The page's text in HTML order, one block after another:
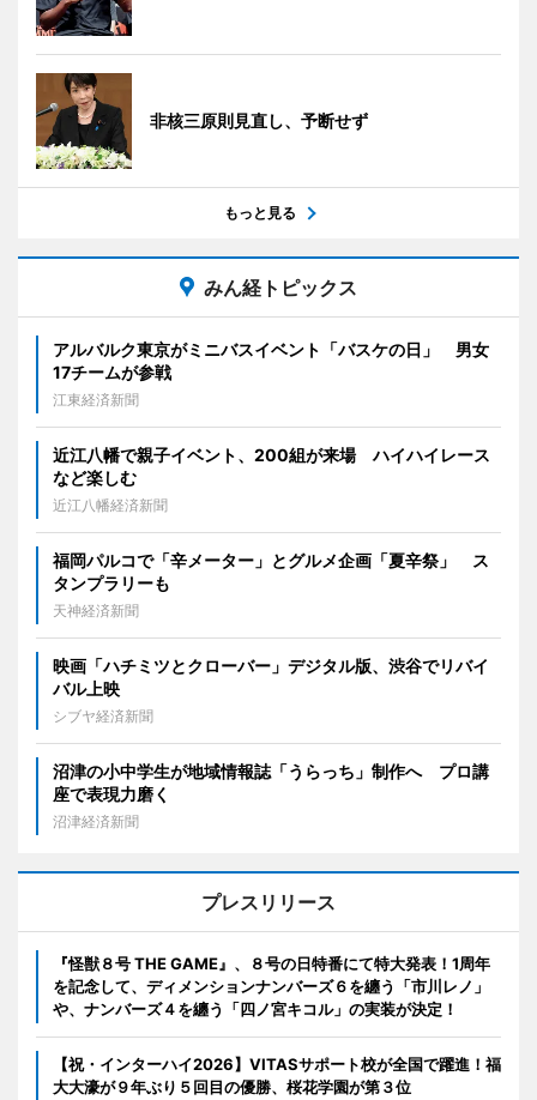
非核三原則見直し、予断せず
もっと見る
みん経トピックス
アルバルク東京がミニバスイベント「バスケの日」 男女
17チームが参戦
江東経済新聞
近江八幡で親子イベント、200組が来場 ハイハイレース
など楽しむ
近江八幡経済新聞
福岡パルコで「辛メーター」とグルメ企画「夏辛祭」 ス
タンプラリーも
天神経済新聞
映画「ハチミツとクローバー」デジタル版、渋谷でリバイ
バル上映
シブヤ経済新聞
沼津の小中学生が地域情報誌「うらっち」制作へ プロ講
座で表現力磨く
沼津経済新聞
プレスリリース
『怪獣８号 THE GAME』、８号の日特番にて特大発表！1周年
を記念して、ディメンションナンバーズ６を纏う「市川レノ」
や、ナンバーズ４を纏う「四ノ宮キコル」の実装が決定！
【祝・インターハイ2026】VITASサポート校が全国で躍進！福
大大濠が９年ぶり５回目の優勝、桜花学園が第３位